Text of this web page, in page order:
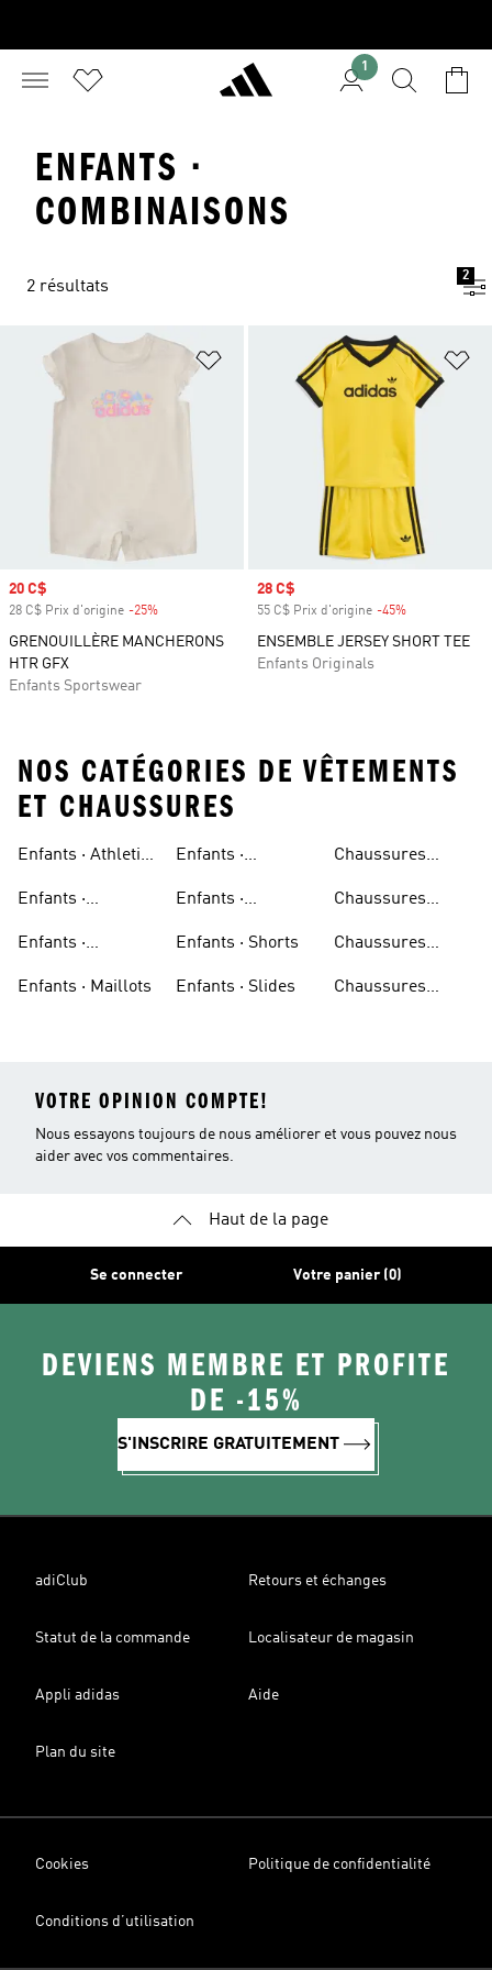
1
ENFANTS ·
COMBINAISONS
2 résultats
2
Ajouter à la Liste de produits
Prix soldé
20 C$
28 C$ Prix d'origine -25%
GRENOUILLÈRE MANCHERONS
HTR GFX
Enfants Sportswear
Prix soldé
28 C$
55 C$ Prix d'origine -45%
ENSEMBLE JERSEY SHORT TEE
Enfants Originals
NOS CATÉGORIES DE VÊTEMENTS
ET CHAUSSURES
Enfants · Athletic
Enfants ·
Enfants ·
Basketball
Enfants · Maillots
Enfants ·
Enfants ·
Course
Enfants · Shorts
Enfants · Slides
Chaussures
Chaussures
Chaussures
Chaussures
VOTRE OPINION COMPTE!
Nous essayons toujours de nous améliorer et vous pouvez nous
aider avec vos commentaires.
Haut de la page
Se connecter Votre panier (0)
DEVIENS MEMBRE ET PROFITE
DE -15%
S'INSCRIRE GRATUITEMENT
adiClub Retours et échanges
Statut de la commande Localisateur de magasin
Appli adidas Aide
Plan du site
Cookies Politique de confidentialité
Conditions d’utilisation